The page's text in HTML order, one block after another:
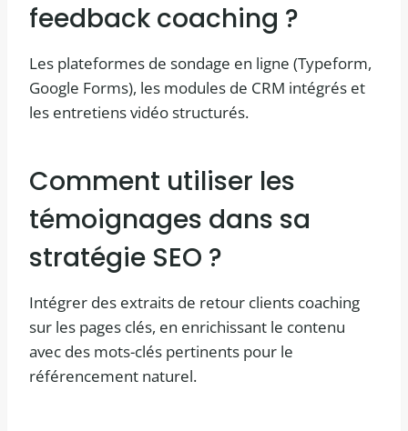
feedback coaching ?
Les plateformes de sondage en ligne (Typeform,
Google Forms), les modules de CRM intégrés et
les entretiens vidéo structurés.
Comment utiliser les
témoignages dans sa
stratégie SEO ?
Intégrer des extraits de retour clients coaching
sur les pages clés, en enrichissant le contenu
avec des mots-clés pertinents pour le
référencement naturel.